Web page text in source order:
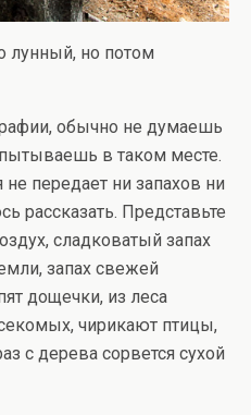
лунный, но потом
обычно не думаешь
в таком месте.
передает ни запахов ни
рассказать. Представьте
сладковатый запах
запах свежей
дощечки, из леса
чирикают птицы,
с дерева сорвется сухой